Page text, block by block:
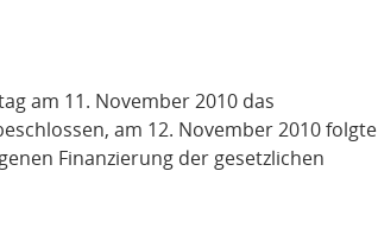
am 11. November 2010 das
am 12. November 2010 folgte
Finanzierung der gesetzlichen